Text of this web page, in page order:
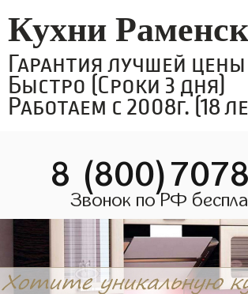
Кухни
Гарантия лучшей цены
Быстро (Сроки 3 дня)
Работаем с 2008г. (18
8
Звонок по РФ